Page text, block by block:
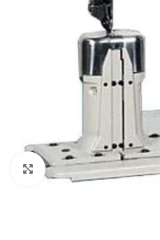
Faceți clic pentru a mări